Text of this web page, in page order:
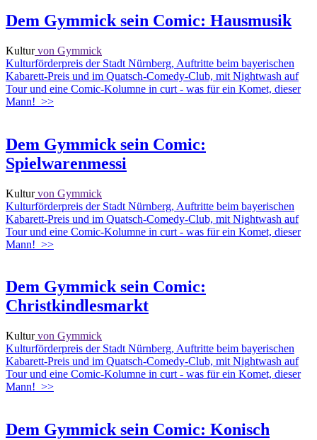
Dem Gymmick sein Comic: Hausmusik
Kulturvon Gymmick
Kulturförderpreis der Stadt Nürnberg, Auftritte beim bayerischen
Kabarett-Preis und im Quatsch-Comedy-Club, mit Nightwash auf
Tour und eine Comic-Kolumne in curt - was für ein Komet, dieser
Mann! >>
Dem Gymmick sein Comic:
Spielwarenmessi
Kulturvon Gymmick
Kulturförderpreis der Stadt Nürnberg, Auftritte beim bayerischen
Kabarett-Preis und im Quatsch-Comedy-Club, mit Nightwash auf
Tour und eine Comic-Kolumne in curt - was für ein Komet, dieser
Mann! >>
Dem Gymmick sein Comic:
Christkindlesmarkt
Kulturvon Gymmick
Kulturförderpreis der Stadt Nürnberg, Auftritte beim bayerischen
Kabarett-Preis und im Quatsch-Comedy-Club, mit Nightwash auf
Tour und eine Comic-Kolumne in curt - was für ein Komet, dieser
Mann! >>
Dem Gymmick sein Comic: Konisch